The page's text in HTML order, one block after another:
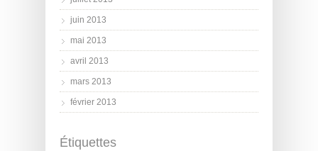
juin 2013
mai 2013
avril 2013
mars 2013
février 2013
Étiquettes